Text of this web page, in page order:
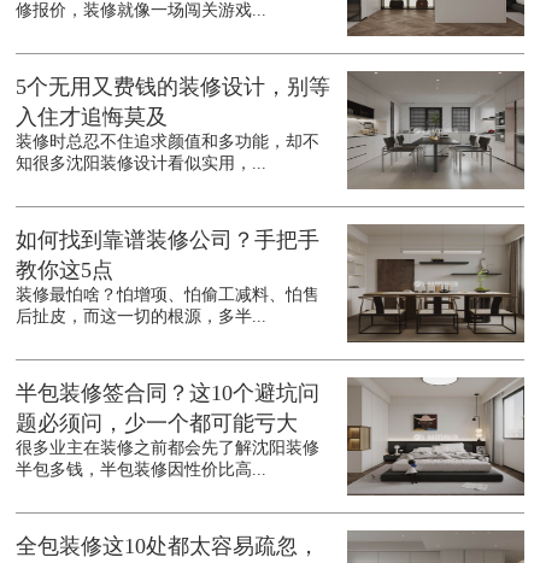
修报价，装修就像一场闯关游戏...
5个无用又费钱的装修设计，别等
入住才追悔莫及
装修时总忍不住追求颜值和多功能，却不
知很多沈阳装修设计看似实用，...
如何找到靠谱装修公司？手把手
教你这5点
装修最怕啥？怕增项、怕偷工减料、怕售
后扯皮，而这一切的根源，多半...
半包装修签合同？这10个避坑问
题必须问，少一个都可能亏大
很多业主在装修之前都会先了解沈阳装修
半包多钱，半包装修因性价比高...
全包装修这10处都太容易疏忽，